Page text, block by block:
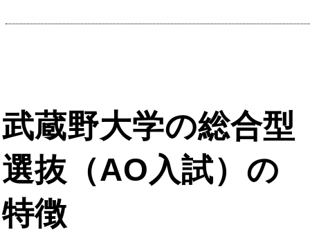
武蔵野大学の総合型
選抜（AO入試）の
特徴